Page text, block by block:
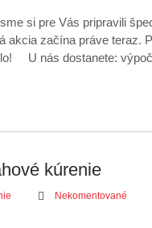
si pre Vás pripravili
akcia začína práve teraz.
U nás dostanete:
kúrenie
Nekomentované